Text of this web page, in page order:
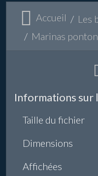
Accueil
Les
Marinas
Informations sur
Taille du fichier
Dimensions
Affichées